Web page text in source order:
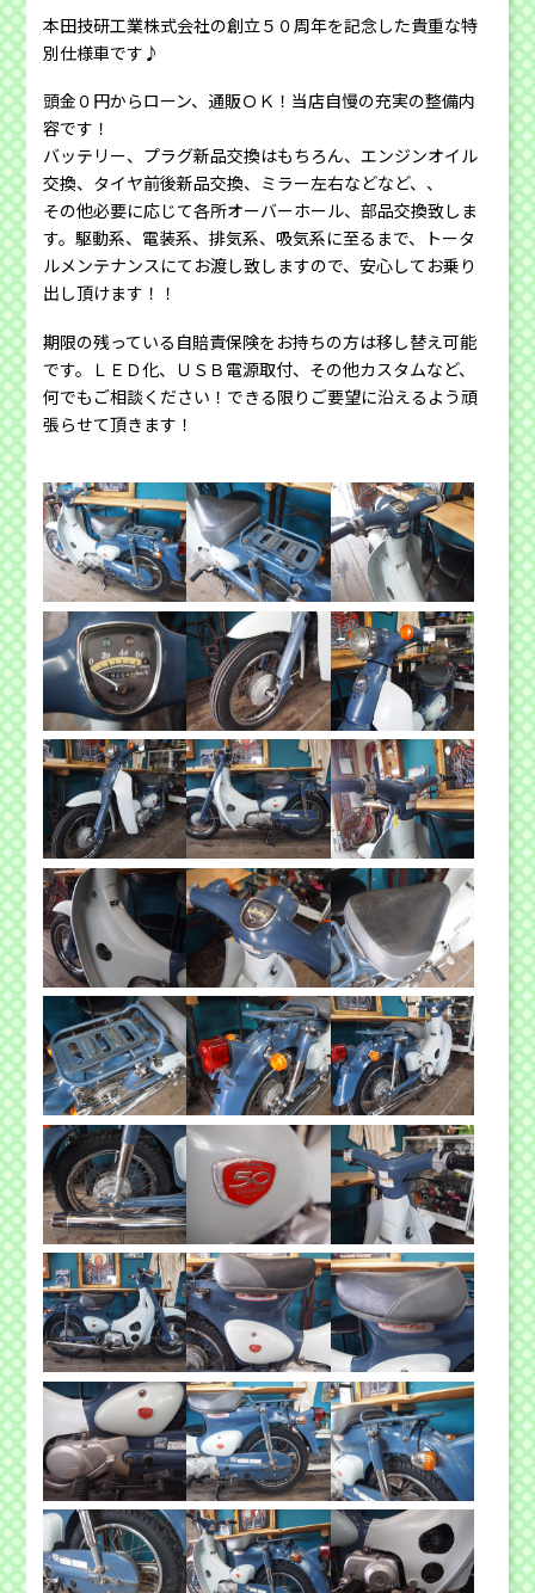
本田技研工業株式会社の創立５０周年を記念した貴重な特
別仕様車です♪
頭金０円からローン、通販ＯＫ！当店自慢の充実の整備内
容です！
バッテリー、プラグ新品交換はもちろん、エンジンオイル
交換、タイヤ前後新品交換、ミラー左右などなど、、
その他必要に応じて各所オーバーホール、部品交換致しま
す。駆動系、電装系、排気系、吸気系に至るまで、トータ
ルメンテナンスにてお渡し致しますので、安心してお乗り
出し頂けます！！
期限の残っている自賠責保険をお持ちの方は移し替え可能
です。ＬＥＤ化、ＵＳＢ電源取付、その他カスタムなど、
何でもご相談ください！できる限りご要望に沿えるよう頑
張らせて頂きます！